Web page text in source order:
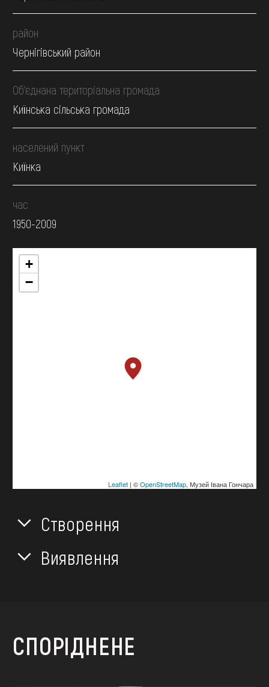
район
Чернігівський район
Об’єднана територіальна громада
Киїнська сільська громада
населений пункт
Киїнка
час
1950-2009
+
−
Leaflet| ©OpenStreetMap, Музей Івана Гончара
Створення
Виявлення
СПОРІДНЕНЕ